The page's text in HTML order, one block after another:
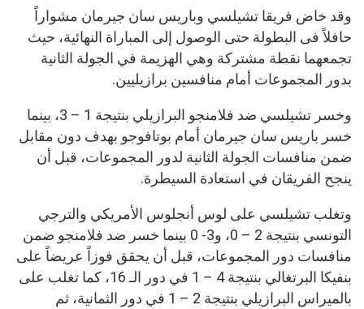
وقد خاض فريقا تشيلسي وباريس سان جيرمان مشواراً
حافلاً فى البطولة حتى الوصول إلى المباراة النهائية، حيث
تجمعهما نقطة مشتركة وهي الهزيمة في الجولة الثانية
بدور المجموعات أمام منافسين برازيليين.
وخسر تشيلسي ضد فلامنجو البرازيلي بنتيجة 1 – 3، بينما
خسر باريس سان جيرمان أمام بوتافوجو بهدف دون مقابل
ضمن منافسات الجولة الثانية لدور المجموعات، قبل أن
ينجح الفريقان في استعادة السيطرة.
وتغلب تشيلسي على لوس أنجلوس الأمريكي والترجي
التونسي بنتيجة 2 – 0، و3- 0 بينما خسر ضد فلامنجو ضمن
منافسات دور المجموعات، قبل أن يحقق فوزاً عريضاً على
بنفيكا البرتغالي بنتيجة 4 – 1 في دور الـ 16، كما تغلب على
بالميراس البرازيلي بنتيجة 2 – 1 في دور الثمانية، ثم